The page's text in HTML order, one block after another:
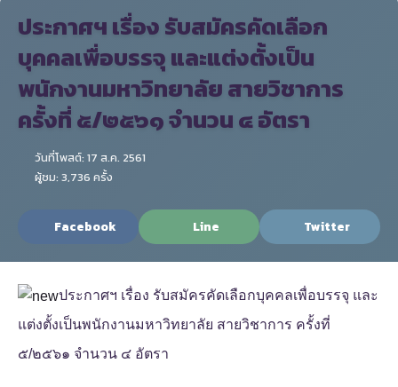
ประกาศฯ เรื่อง รับสมัครคัดเลือก
บุคคลเพื่อบรรจุ และแต่งตั้งเป็น
พนักงานมหาวิทยาลัย สายวิชาการ
ครั้งที่ ๕/๒๕๖๑ จำนวน ๔ อัตรา
วันที่โพสต์: 17 ส.ค. 2561
ผู้ชม: 3,736 ครั้ง
Facebook Line Twitter
ประกาศฯ เรื่อง รับสมัครคัดเลือกบุคคลเพื่อบรรจุ และ
แต่งตั้งเป็นพนักงานมหาวิทยาลัย สายวิชาการ ครั้งที่
๕/๒๕๖๑ จำนวน ๔ อัตรา